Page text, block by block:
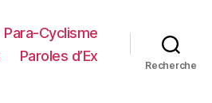
Para-Cyclisme
Paroles d’Ex
Recherche